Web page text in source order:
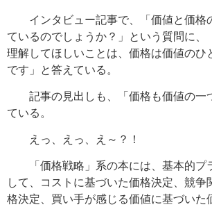
インタビュー記事で、「価値と価格
ているのでしょうか？」という質問に、
理解してほしいことは、価格は価値のひ
です」と答えている。
記事の見出しも、「価格も価値の一
ている。
えっ、えっ、え～？！
「価格戦略」系の本には、基本的プ
して、コストに基づいた価格決定、競争
格決定、買い手が感じる価値に基づいた